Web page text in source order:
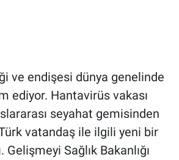
ve endişesi dünya genelinde
ediyor. Hantavirüs vakası
seyahat gemisinden
vatandaş ile ilgili yeni bir
Gelişmeyi Sağlık Bakanlığı